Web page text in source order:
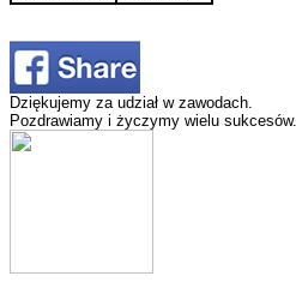
Dziękujemy za udział w zawodach.
Pozdrawiamy i życzymy wielu sukcesów.